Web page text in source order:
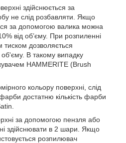
здійснюється за
не слід розбавляти. Якщо
за допомогою валика можна
від об’єму. При розпиленні
тиском дозволяється
об'єму. В такому випадку
HAMMERITE (Brush
кольору поверхні, слід
достатню кількість фарби
за допомогою пензля або
здійснювати в 2 шари. Якщо
розпилювач